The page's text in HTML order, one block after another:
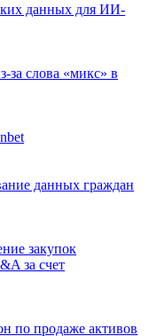
данных для ИИ-
за слова «микс» в
данных граждан
закупок
за счет
по продаже активов